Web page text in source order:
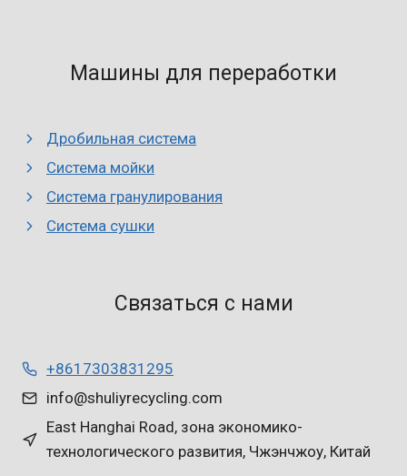
Машины для переработки
Дробильная система
Система мойки
Система гранулирования
Система сушки
Связаться с нами
+8617303831295
info@shuliyrecycling.com
East Hanghai Road, зона экономико-
технологического развития, Чжэнчжоу, Китай